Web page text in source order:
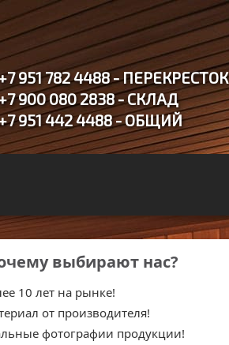
951 782 4488 - ПЕРЕКРЕСТОК
900 080 2838 - СКЛАД
951 442 4488 - ОБЩИЙ
выбирают нас?
10 лет на рынке!
от производителя!
фотографии продукции!